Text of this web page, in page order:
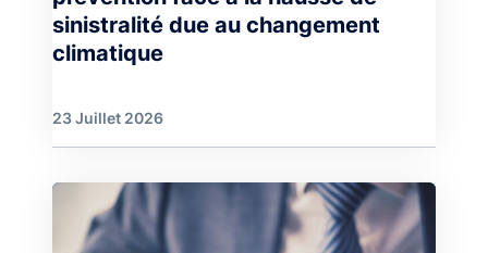
sinistralité due au changement
climatique
23 Juillet 2026
Image